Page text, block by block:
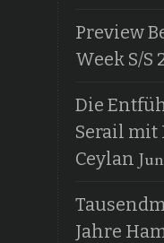
Preview
Week S/S
Die
Serail mit
Ceylan
Jahre